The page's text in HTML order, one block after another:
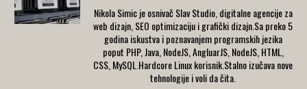
Nikola Simic je osnivač Slav Studio, digitalne agencije za
web dizajn, SEO optimizaciju i grafički dizajn.Sa preko 5
godina iskustva i poznavanjem programskih jezika
poput PHP, Java, NodeJS, AngluarJS, NodeJS, HTML,
CSS, MySQL.Hardcore Linux korisnik.Stalno izučava nove
tehnologije i voli da čita.